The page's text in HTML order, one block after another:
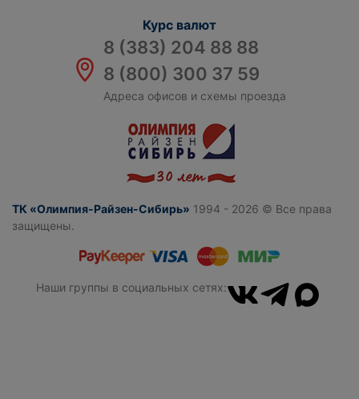
Курс валют
8 (383) 204 88 88
8 (800) 300 37 59
Адреса офисов и схемы проезда
ТК «Олимпия-Райзен-Сибирь» 1994 - 2026 © Все права
защищены.
Наши группы в социальных сетях: